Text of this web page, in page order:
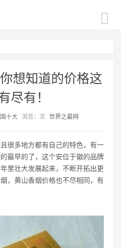
想知道的价格这
尽有！
十大 浏览： 次 世界之最网
很多地方都有自己的特色，有一
最早的了，这个安位于徽的品牌
里壮大发展起来，不断开拓出更
，黄山香烟价格也不尽相同，有